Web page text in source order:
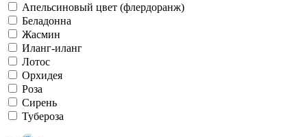
Апельсиновый цвет (флердоранж)
Беладонна
Жасмин
Иланг-иланг
Лотос
Орхидея
Роза
Сирень
Тубероза